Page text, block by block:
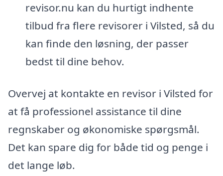
revisor.nu kan du hurtigt indhente
tilbud fra flere revisorer i Vilsted, så du
kan finde den løsning, der passer
bedst til dine behov.
Overvej at kontakte en revisor i Vilsted for
at få professionel assistance til dine
regnskaber og økonomiske spørgsmål.
Det kan spare dig for både tid og penge i
det lange løb.